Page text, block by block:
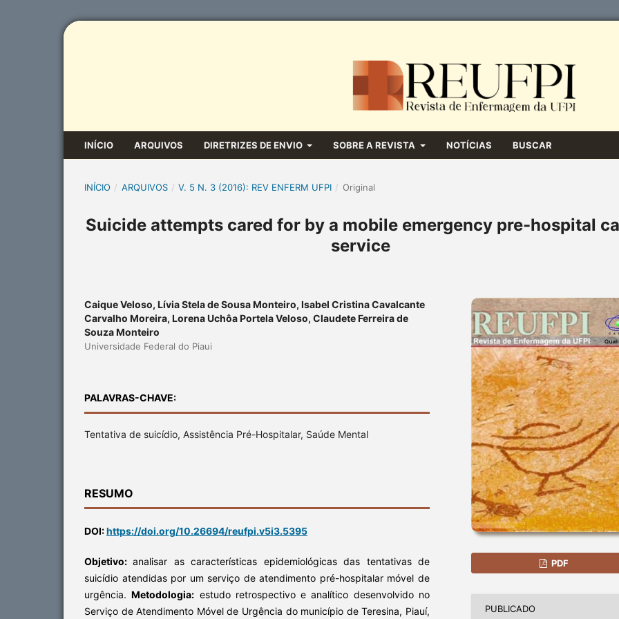
INÍCIO ARQUIVOS DIRETRIZES DE ENVIO SOBRE A REVISTA NOTÍCIAS BUSCAR
INÍCIO / ARQUIVOS / V. 5 N. 3 (2016): REV ENFERM UFPI / Original
Suicide attempts cared for by a mobile emergency pre-hospital
service
Caique Veloso, Lívia Stela de Sousa Monteiro, Isabel Cristina Cavalcante
Carvalho Moreira, Lorena Uchôa Portela Veloso, Claudete Ferreira de
Souza Monteiro
Universidade Federal do Piaui
PALAVRAS-CHAVE:
Tentativa de suicídio, Assistência Pré-Hospitalar, Saúde Mental
RESUMO
DOI:https://doi.org/10.26694/reufpi.v5i3.5395
Objetivo:analisar as características epidemiológicas das tentativas de
suicídio atendidas por um serviço de atendimento pré-hospitalar móvel de
urgência.Metodologia: estudo retrospectivo e analítico desenvolvido no
Serviço de Atendimento Móvel de Urgência do município de Teresina, Piauí,
PDF
PUBLICADO